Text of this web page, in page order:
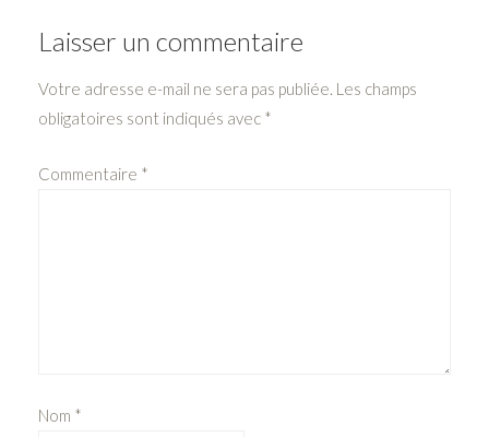
Laisser un commentaire
Votre adresse e-mail ne sera pas publiée. Les champs
obligatoires sont indiqués avec *
Commentaire *
Nom *